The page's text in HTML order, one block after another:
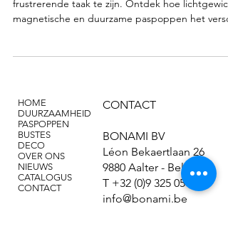
frustrerende taak te zijn. Ontdek hoe
magnetische en duurzame paspoppen het
HOME
DUURZAAMHEID
PASPOPPEN
BUSTES
DECO
OVER ONS
NIEUWS
CATALOGUS
CONTACT
CONTACT
BONAMI BV
Léon Bekaertlaan 26
9880 Aalter - België
T +32 (0)9 325 05 13
info@bonami.be